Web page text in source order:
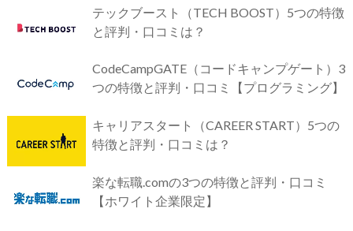
テックブースト（TECH BOOST）5つの特徴
と評判・口コミは？
CodeCampGATE（コードキャンプゲート）3
つの特徴と評判・口コミ【プログラミング】
キャリアスタート（CAREER START）5つの
特徴と評判・口コミは？
楽な転職.comの3つの特徴と評判・口コミ
【ホワイト企業限定】